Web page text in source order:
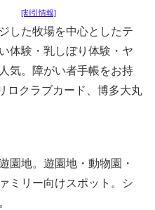
[割引情報]
した牧場を中心としたテ
体験・乳しぼり体験・ヤ
気。障がい者手帳をお持
ロクラブカード、博多大丸
園地。遊園地・動物園・
ミリー向けスポット。シ